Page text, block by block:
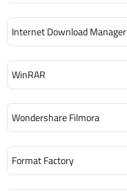
Internet Download Manager
WinRAR
Wondershare Filmora
Format Factory